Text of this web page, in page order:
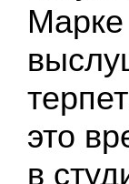
Марке
это
в